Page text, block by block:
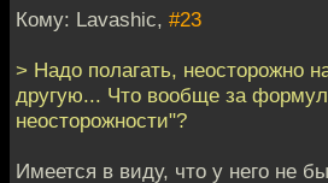
Кому: Lavashic, #23
> Надо полагать, неосторожно
другую... Что вообще за
неосторожности"?
Имеется в виду, что у него не